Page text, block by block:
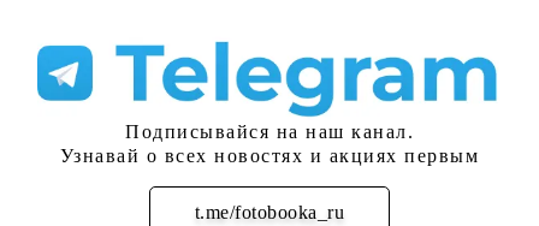
Подписывайся на наш канал.
Узнавай о всех новостях и акциях первым
t.me/fotobooka_ru
Подписаться